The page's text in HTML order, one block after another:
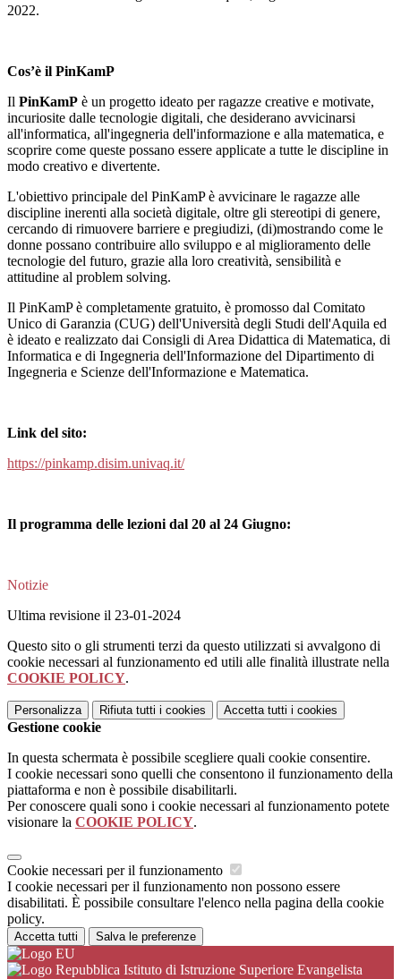
2022.
Cos’è il PinKamP
Il PinKamP è un progetto ideato per ragazze creative e motivate,
incuriosite dalle tecnologie digitali, che desiderano avvicinarsi
all'informatica, all'ingegneria dell'informazione e alla matematica, e
scoprire come queste possano essere applicate a tutte le discipline in
modo creativo e divertente.
L'obiettivo principale del PinKamP è avvicinare le ragazze alle
discipline inerenti alla società digitale, oltre gli stereotipi di genere,
cercando di rimuovere barriere e pregiudizi, (di)mostrando come le
donne possano contribuire allo sviluppo e al miglioramento delle
tecnologie del futuro, grazie alla loro creatività, sensibilità e
attitudine al problem solving.
Il PinKamP è completamente gratuito, è promosso dal Comitato
Unico di Garanzia (CUG) dell'Università degli Studi dell'Aquila ed
è ideato e realizzato dai Consigli di Area Didattica di Matematica, di
Informatica e di Ingegneria dell'Informazione del Dipartimento di
Ingegneria e Scienze dell'Informazione e Matematica.
Link del sito:
https://pinkamp.disim.univaq.it/
Il programma delle lezioni dal 20 al 24 Giugno:
Notizie
Ultima revisione il 23-01-2024
Questo sito o gli strumenti terzi da questo utilizzati si avvalgono di
cookie necessari al funzionamento ed utili alle finalità illustrate nella
COOKIE POLICY.
Personalizza Rifiuta tutti i cookies Accetta tutti i cookies
Gestione cookie
In questa schermata è possibile scegliere quali cookie consentire.
I cookie necessari sono quelli che consentono il funzionamento della
piattaforma e non è possibile disabilitarli.
Per conoscere quali sono i cookie necessari al funzionamento potete
visionare la COOKIE POLICY.
Cookie necessari per il funzionamento
I cookie necessari per il funzionamento non possono essere
disabilitati. È possibile consultare l'elenco nella pagina della cookie
policy.
Accetta tutti Salva le preferenze
Istituto di Istruzione Superiore Evangelista